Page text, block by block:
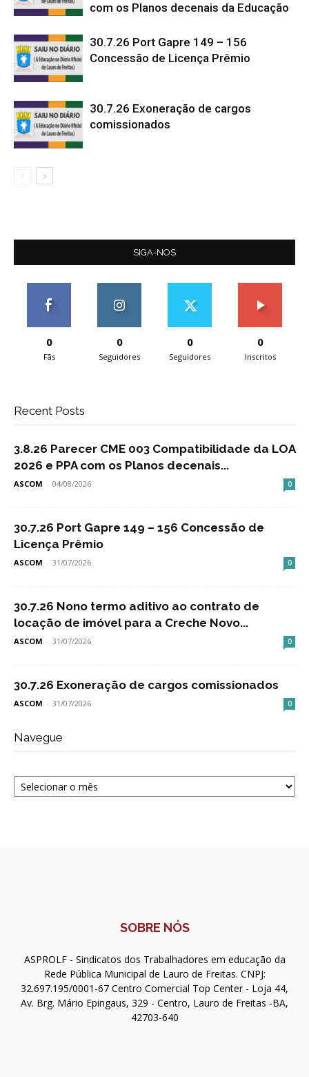
com os Planos decenais da Educação
30.7.26 Port Gapre 149 – 156
Concessão de Licença Prêmio
30.7.26 Exoneração de cargos
comissionados
SIGA-NOS
0
Fãs
0
Seguidores
0
Seguidores
0
Inscritos
Recent Posts
3.8.26 Parecer CME 003 Compatibilidade da LOA
2026 e PPA com os Planos decenais...
ASCOM - 04/08/2026 0
30.7.26 Port Gapre 149 – 156 Concessão de
Licença Prêmio
ASCOM - 31/07/2026 0
30.7.26 Nono termo aditivo ao contrato de
locação de imóvel para a Creche Novo...
ASCOM - 31/07/2026 0
30.7.26 Exoneração de cargos comissionados
ASCOM - 31/07/2026 0
Navegue
Navegue
SOBRE NÓS
ASPROLF - Sindicatos dos Trabalhadores em educação da
Rede Pública Municipal de Lauro de Freitas. CNPJ:
32.697.195/0001-67 Centro Comercial Top Center - Loja 44,
Av. Brg. Mário Epingaus, 329 - Centro, Lauro de Freitas -BA,
42703-640